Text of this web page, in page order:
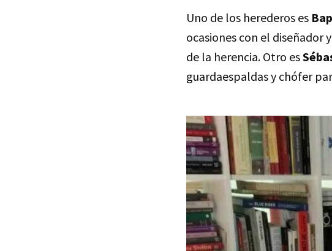
Uno de los herederos es
ocasiones con el diseñador
de la herencia. Otro es
guardaespaldas y chófer